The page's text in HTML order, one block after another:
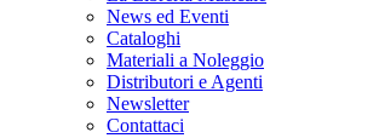
News ed Eventi
Cataloghi
Materiali a Noleggio
Distributori e Agenti
Newsletter
Contattaci